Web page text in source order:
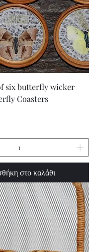
six butterfly wicker
Coasters
στο καλάθι